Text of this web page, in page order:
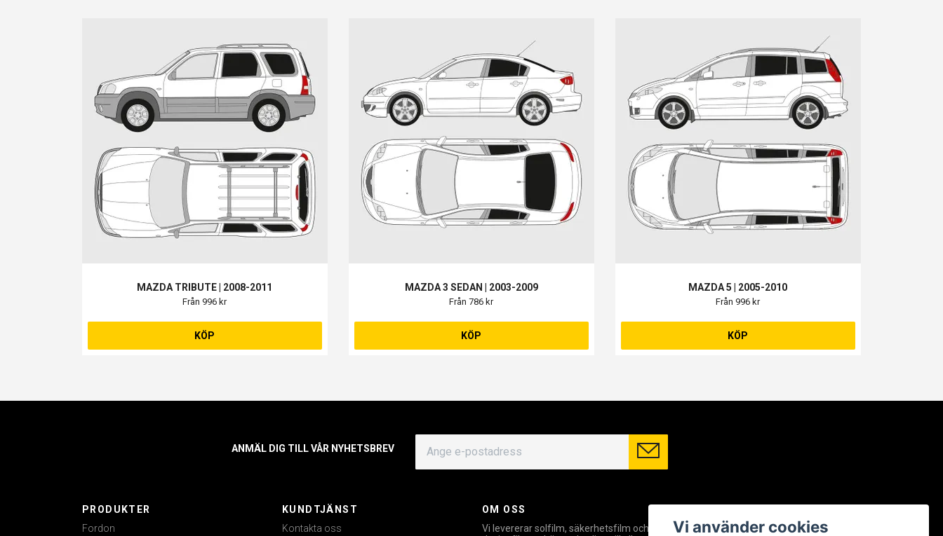
MAZDA TRIBUTE | 2008-2011
Från 996 kr
KÖP
MAZDA 3 SEDAN | 2003-2009
Från 786 kr
KÖP
MAZDA 5 | 2005-2010
Från 996 kr
KÖP
ANMÄL DIG TILL VÅR NYHETSBREV
PRODUKTER
Fordon
KUNDTJÄNST
Kontakta oss
OM OSS
Vi levererar solfilm, säkerhetsfilm och
Facebook
Vi använder cookies